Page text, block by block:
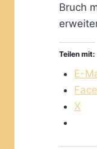
Bruch
Teilen mit:
E-
X